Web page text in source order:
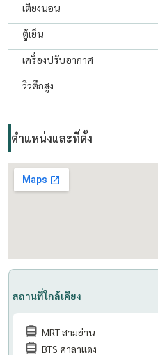
เตียงนอน
ตู้เย็น
เครื่องปรับอากาศ
วิวตึกสูง
ตำแหน่งและที่ตั้ง
สถานที่ใกล้เคียง
MRT สามย่าน
BTS ศาลาแดง